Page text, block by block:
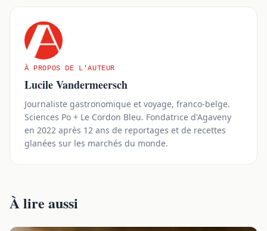
À PROPOS DE L'AUTEUR
Lucile Vandermeersch
Journaliste gastronomique et voyage, franco-belge.
Sciences Po + Le Cordon Bleu. Fondatrice d'Agaveny
en 2022 après 12 ans de reportages et de recettes
glanées sur les marchés du monde.
À lire aussi